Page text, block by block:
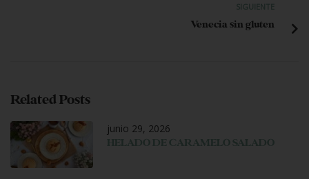
SIGUIENTE
Venecia sin gluten
Related Posts
junio 29, 2026
HELADO DE CARAMELO SALADO